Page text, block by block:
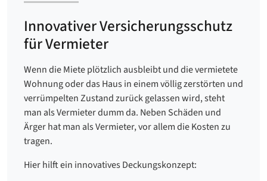
Innovativer Versicherungsschutz
für Vermieter
Wenn die Miete plötzlich ausbleibt und die vermietete
Wohnung oder das Haus in einem völlig zerstörten und
verrümpelten Zustand zurück gelassen wird, steht
man als Vermieter dumm da. Neben Schäden und
Ärger hat man als Vermieter, vor allem die Kosten zu
tragen.
Hier hilft ein innovatives Deckungskonzept: